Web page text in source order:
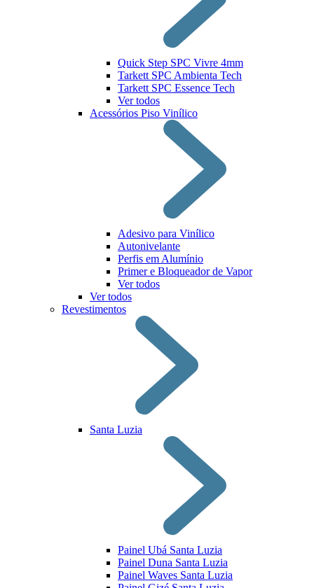
Quick Step SPC Vivre 4mm
Tarkett SPC Ambienta Tech
Tarkett SPC Essence Tech
Ver todos
Acessórios Piso Vinílico
Adesivo para Vinílico
Autonivelante
Perfis em Alumínio
Primer e Bloqueador de Vapor
Ver todos
Ver todos
Revestimentos
Santa Luzia
Painel Ubá Santa Luzia
Painel Duna Santa Luzia
Painel Waves Santa Luzia